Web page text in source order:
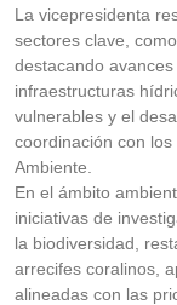
La vicepresidenta
sectores clave,
destacando
infraestructuras
vulnerables y el
coordinación con
Ambiente.
En el ámbito
iniciativas de
la biodiversidad,
arrecifes coralinos,
alineadas con las